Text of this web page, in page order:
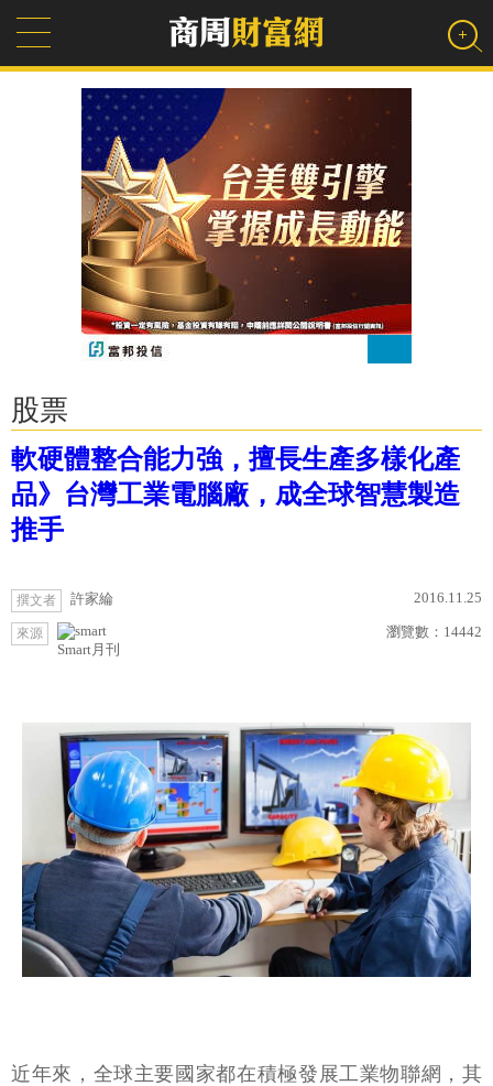
股票
軟硬體整合能力強，擅長生產多樣化產
品》台灣工業電腦廠，成全球智慧製造
推手
撰文者 許家綸 2016.11.25
來源
Smart月刊
瀏覽數： 14442
近年來，全球主要國家都在積極發展工業物聯網，其